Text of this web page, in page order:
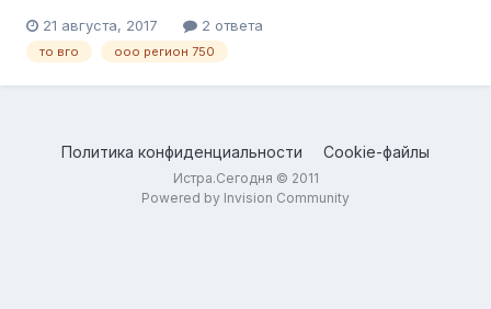
внутриквартирного газового оборудования (сокращенно ТО
ВГО). Причём, договор составляют задним числом.
21 августа, 2017 2 ответа
то вго ооо регион 750
Политика конфиденциальности Cookie-файлы
Истра.Сегодня © 2011
Powered by Invision Community